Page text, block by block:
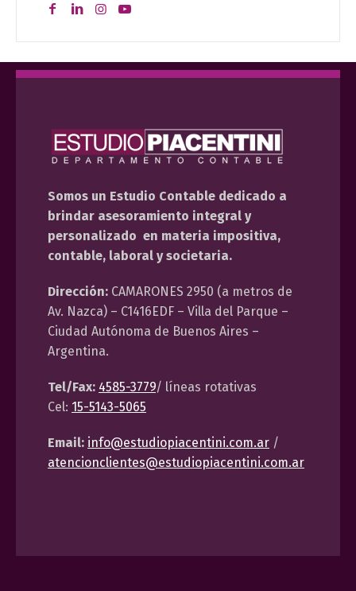
Somos un Estudio Contable dedicado a
brindar asesoramiento integral y
personalizado en materia impositiva,
contable, laboral y societaria.
Dirección: CAMARONES 2950 (a metros de
Av. Nazca) – C1416EDF – Villa del Parque –
Ciudad Autónoma de Buenos Aires –
Argentina.
Tel/Fax: 4585-3779/ líneas rotativas
Cel: 15-5143-5065
Email: info@estudiopiacentini.com.ar /
atencionclientes@estudiopiacentini.com.ar